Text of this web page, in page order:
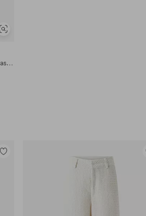
Soortgelijke
Kussensloop Juliette Elastic Frill in gewassen katoen
Toevoegen